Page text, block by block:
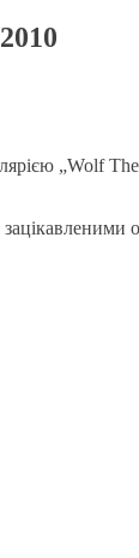
„Wolf